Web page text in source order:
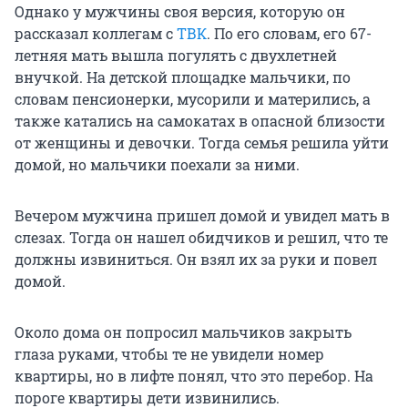
Однако у мужчины своя версия, которую он
рассказал коллегам сТВК. По его словам, его 67-
летняя мать вышла погулять с двухлетней
внучкой. На детской площадке мальчики, по
словам пенсионерки, мусорили и матерились, а
также катались на самокатах в опасной близости
от женщины и девочки. Тогда семья решила уйти
домой, но мальчики поехали за ними.
Вечером мужчина пришел домой и увидел мать в
слезах. Тогда он нашел обидчиков и решил, что те
должны извиниться. Он взял их за руки и повел
домой.
Около дома он попросил мальчиков закрыть
глаза руками, чтобы те не увидели номер
квартиры, но в лифте понял, что это перебор. На
пороге квартиры дети извинились.